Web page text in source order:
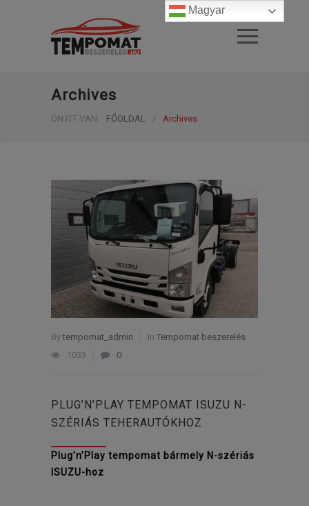
Archives
ÖN ITT VAN: FŐOLDAL / Archives
Bytempomat_admin In Tempomat beszerelés
1033
0
PLUG’N’PLAY TEMPOMAT ISUZU N-
SZÉRIÁS TEHERAUTÓKHOZ
Plug’n’Play tempomat bármely N-szériás
ISUZU-hoz
Magyar